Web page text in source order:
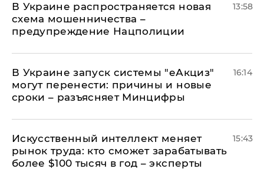
В Украине распространяется новая
схема мошенничества –
предупреждение Нацполиции
13:58
В Украине запуск системы "еАкциз"
могут перенести: причины и новые
сроки – разъясняет Минцифры
16:14
Искусственный интеллект меняет
рынок труда: кто сможет зарабатывать
более $100 тысяч в год – эксперты
15:43